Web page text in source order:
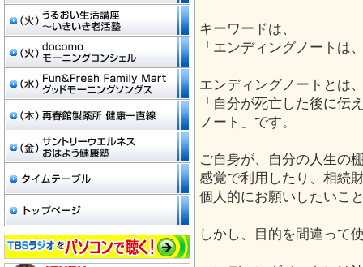
キーワードは、
「エンディングノートは
エンディングノートとは
「自分が死亡した後に伝
ノート」です。
ご自身が、自分の人生の
感覚で利用したり、相続
個人的にお願いしたいこ
しかし、目的を間違って